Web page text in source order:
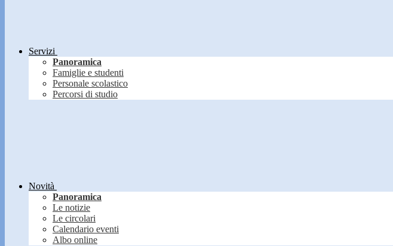
Servizi
Panoramica
Famiglie e studenti
Personale scolastico
Percorsi di studio
Novità
Panoramica
Le notizie
Le circolari
Calendario eventi
Albo online